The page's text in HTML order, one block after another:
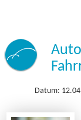
Datum: